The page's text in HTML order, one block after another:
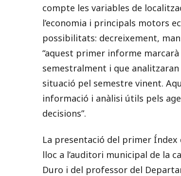
compte les variables de
l’economia i principals motors
possibilitats: decreixement,
“aquest primer informe
semestralment i que
situació pel semestre vinent.
informació i anàlisi útils pels
decisions”.
La presentació del primer Índex
lloc a l’auditori municipal de la
Duro i del professor del